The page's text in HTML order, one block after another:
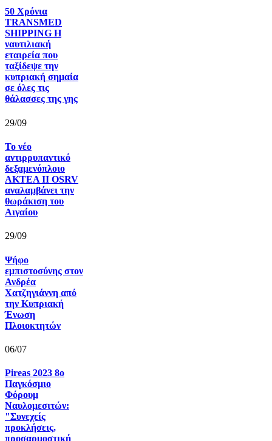
50 Χρόνια
TRANSMED
SHIPPING Η
ναυτιλιακή
εταιρεία που
ταξίδεψε την
κυπριακή σημαία
σε όλες τις
θάλασσες της γης
29/09
Το νέο
αντιρρυπαντικό
δεξαμενόπλοιο
AKTEA II OSRV
αναλαμβάνει την
θωράκιση του
Αιγαίου
29/09
Ψήφο
εμπιστοσύνης στον
Ανδρέα
Χατζηγιάννη από
την Κυπριακή
Ένωση
Πλοιοκτητών
06/07
Pireas 2023 8ο
Παγκόσμιο
Φόρουμ
Ναυλομεσιτών:
"Συνεχείς
προκλήσεις,
προσαρμοστική